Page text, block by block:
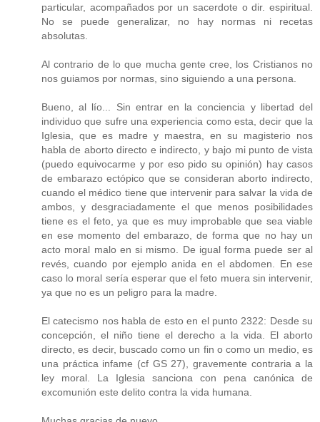
particular, acompañados por un sacerdote o dir. espiritual.
No se puede generalizar, no hay normas ni recetas
absolutas.
Al contrario de lo que mucha gente cree, los Cristianos no
nos guiamos por normas, sino siguiendo a una persona.
Bueno, al lío... Sin entrar en la conciencia y libertad del
individuo que sufre una experiencia como esta, decir que la
Iglesia, que es madre y maestra, en su magisterio nos
habla de aborto directo e indirecto, y bajo mi punto de vista
(puedo equivocarme y por eso pido su opinión) hay casos
de embarazo ectópico que se consideran aborto indirecto,
cuando el médico tiene que intervenir para salvar la vida de
ambos, y desgraciadamente el que menos posibilidades
tiene es el feto, ya que es muy improbable que sea viable
en ese momento del embarazo, de forma que no hay un
acto moral malo en si mismo. De igual forma puede ser al
revés, cuando por ejemplo anida en el abdomen. En ese
caso lo moral sería esperar que el feto muera sin intervenir,
ya que no es un peligro para la madre.
El catecismo nos habla de esto en el punto 2322: Desde su
concepción, el niño tiene el derecho a la vida. El aborto
directo, es decir, buscado como un fin o como un medio, es
una práctica infame (cf GS 27), gravemente contraria a la
ley moral. La Iglesia sanciona con pena canónica de
excomunión este delito contra la vida humana.